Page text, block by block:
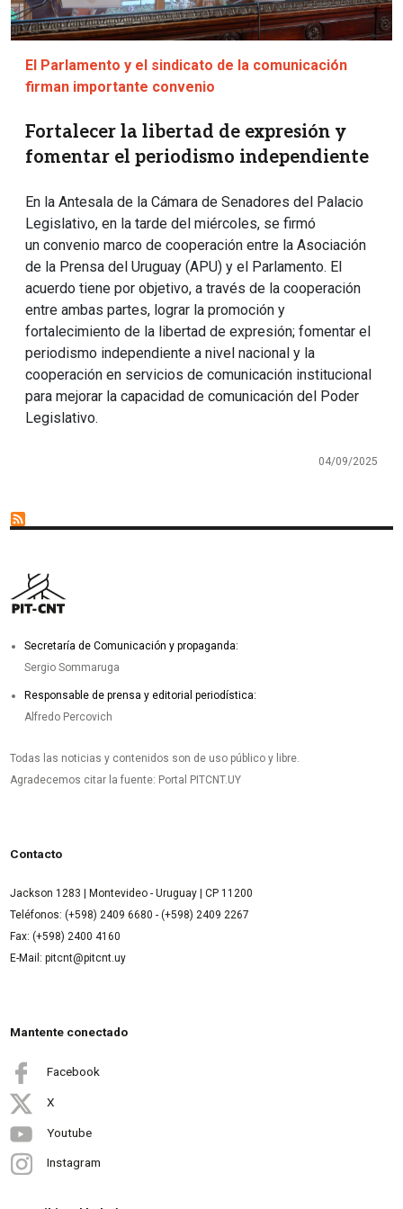
El Parlamento y el sindicato de la comunicación
firman importante convenio
Fortalecer la libertad de expresión y
fomentar el periodismo independiente
En la Antesala de la Cámara de Senadores del Palacio
Legislativo, en la tarde del miércoles, se firmó
un convenio marco de cooperación entre la Asociación
de la Prensa del Uruguay (APU) y el Parlamento. El
acuerdo tiene por objetivo, a través de la cooperación
entre ambas partes, lograr la promoción y
fortalecimiento de la libertad de expresión; fomentar el
periodismo independiente a nivel nacional y la
cooperación en servicios de comunicación institucional
para mejorar la capacidad de comunicación del Poder
Legislativo.
04/09/2025
Secretaría de Comunicación y propaganda:
Sergio Sommaruga
Responsable de prensa y editorial periodística:
Alfredo Percovich
Todas las noticias y contenidos son de uso público y libre.
Agradecemos citar la fuente: Portal PITCNT.UY
Contacto
Jackson 1283 | Montevideo - Uruguay | CP 11200
Teléfonos: (+598) 2409 6680 - (+598) 2409 2267
Fax: (+598) 2400 4160
E-Mail: pitcnt@pitcnt.uy
Mantente conectado
Facebook
X
Youtube
Instagram